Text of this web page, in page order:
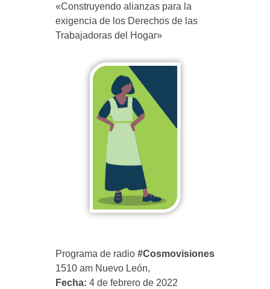
Consejo Asesor
Investigación
Proyectos Sociales
ACTIVIDADES
AVISO DE PRIVACIDAD
«Construyendo alianzas para la
exigencia de los Derechos de las
Trabajadoras del Hogar»
Programa de radio #Cosmovisiones
1510 am Nuevo León,
Fecha: 4 de febrero de 2022